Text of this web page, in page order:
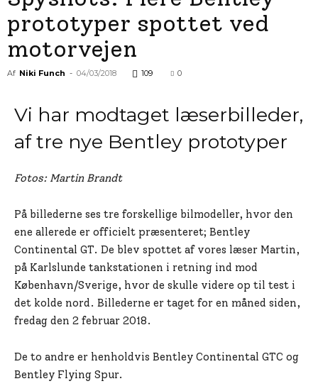
prototyper spottet ved
motorvejen
Af Niki Funch - 04/03/2018 109 0
Vi har modtaget læserbilleder,
af tre nye Bentley prototyper
Fotos: Martin Brandt
På billederne ses tre forskellige bilmodeller, hvor den
ene allerede er officielt præsenteret; Bentley
Continental GT. De blev spottet af vores læser Martin,
på Karlslunde tankstationen i retning ind mod
København/Sverige, hvor de skulle videre op til test i
det kolde nord. Billederne er taget for en måned siden,
fredag den 2 februar 2018.
De to andre er henholdvis Bentley Continental GTC og
Bentley Flying Spur.